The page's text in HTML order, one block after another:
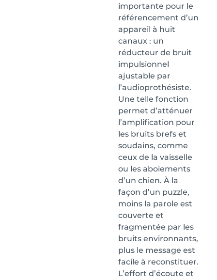
importante pour le
référencement d’un
appareil à huit
canaux : un
réducteur de bruit
impulsionnel
ajustable par
l’audioprothésiste.
Une telle fonction
permet d’atténuer
l’amplification pour
les bruits brefs et
soudains, comme
ceux de la vaisselle
ou les aboiements
d’un chien. À la
façon d’un puzzle,
moins la parole est
couverte et
fragmentée par les
bruits environnants,
plus le message est
facile à reconstituer.
L’effort d’écoute et